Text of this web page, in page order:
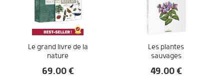
Le grand livre de la
nature
69.00€
Les plantes
sauvages
49.00€